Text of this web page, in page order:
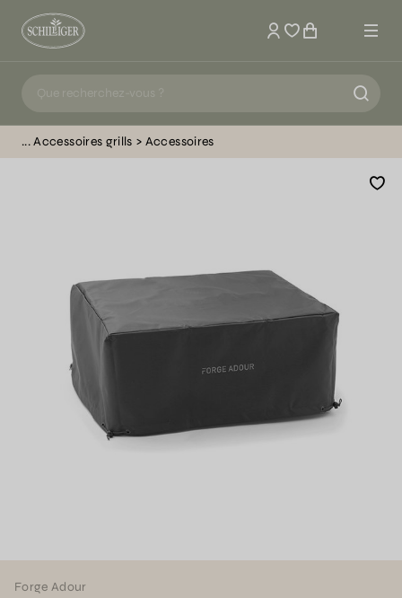
Mon compte
Accessoires grills Accessoires
Forge Adour